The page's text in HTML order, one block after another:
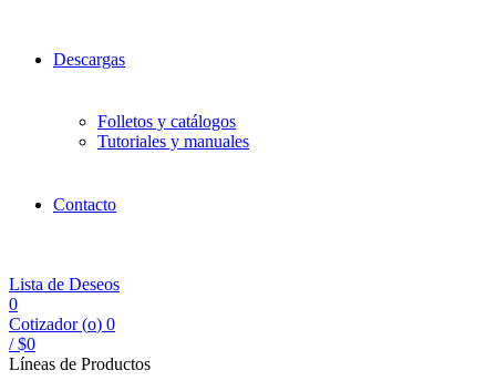
Descargas
Folletos y catálogos
Tutoriales y manuales
Contacto
Lista de Deseos
0
Cotizador (o) 0
/ $0
Líneas de Productos